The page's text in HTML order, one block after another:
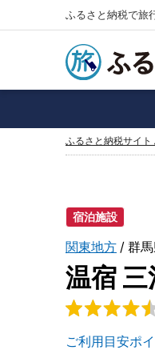
ふるさと納税で旅
ふるさと納税サイ
宿泊施設
関東地方 群
温宿
ご利用目安ポ